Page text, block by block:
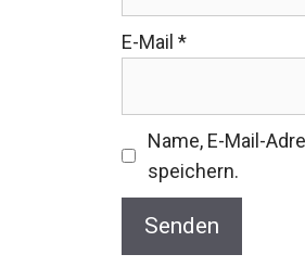
E-Mail *
Name, E-Mail-
speichern.